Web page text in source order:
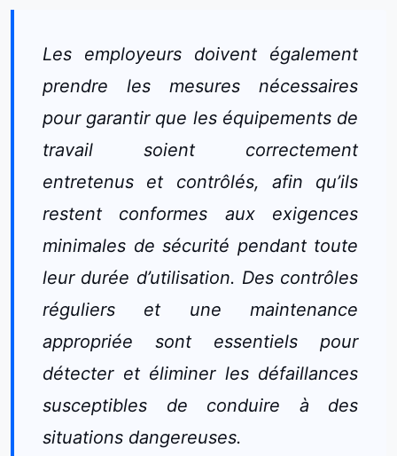
Les employeurs doivent également
prendre les mesures nécessaires
pour garantir que les équipements de
travail soient correctement
entretenus et contrôlés, afin qu’ils
restent conformes aux exigences
minimales de sécurité pendant toute
leur durée d’utilisation. Des contrôles
réguliers et une maintenance
appropriée sont essentiels pour
détecter et éliminer les défaillances
susceptibles de conduire à des
situations dangereuses.